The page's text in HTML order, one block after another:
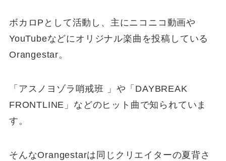
ボカロPとして活動し、主にニコニコ動画や
YouTubeなどにオリジナル楽曲を投稿している
Orangestar。
「アスノヨゾラ哨戒班 」や「DAYBREAK
FRONTLINE」などのヒット曲で知られていま
す。
そんなOrangestarは同じクリエイターの夏背さ